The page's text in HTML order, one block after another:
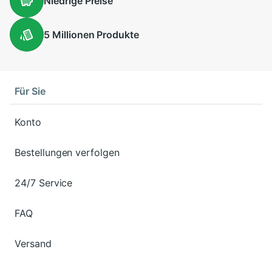
5 Millionen Produkte
Für Sie
Konto
Bestellungen verfolgen
24/7 Service
FAQ
Versand